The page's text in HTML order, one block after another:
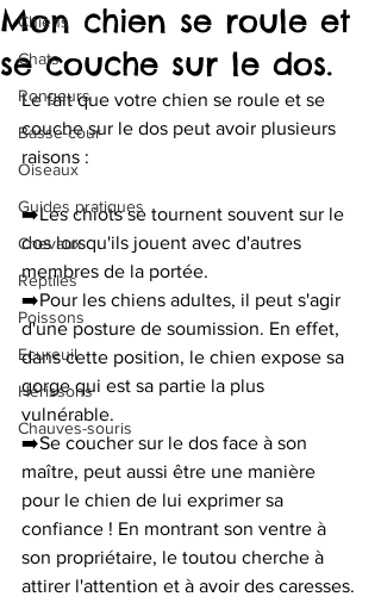
Chiens
Chats
Rongeurs
Basse-cour
Oiseaux
Guides pratiques
Chevaux
Reptiles
Poissons
Ecureuil
Hérissons
Chauves-souris
Mon chien se roule et
se couche sur le dos.
Le fait que votre chien se roule et se
couche sur le dos peut avoir plusieurs
raisons :
➡️Les chiots se tournent souvent sur le
dos lorsqu'ils jouent avec d'autres
membres de la portée.
➡️Pour les chiens adultes, il peut s'agir
d'une posture de soumission. En effet,
dans cette position, le chien expose sa
gorge qui est sa partie la plus
vulnérable.
➡️Se coucher sur le dos face à son
maître, peut aussi être une manière
pour le chien de lui exprimer sa
confiance ! En montrant son ventre à
son propriétaire, le toutou cherche à
attirer l'attention et à avoir des caresses.